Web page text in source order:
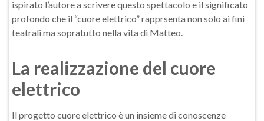
ispirato l’autore a scrivere questo spettacolo e il significato
profondo che il “cuore elettrico” rapprsenta non solo ai fini
teatrali ma sopratutto nella vita di Matteo.
La realizzazione del cuore
elettrico
Il progetto cuore elettrico è un insieme di conoscenze